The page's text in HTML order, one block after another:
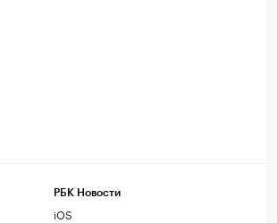
РБК Новости
iOS